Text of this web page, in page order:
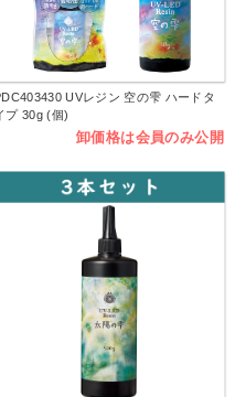
UVレジン 空の雫 ハードタ
プ 30g (個)
卸価格は会員のみ公開